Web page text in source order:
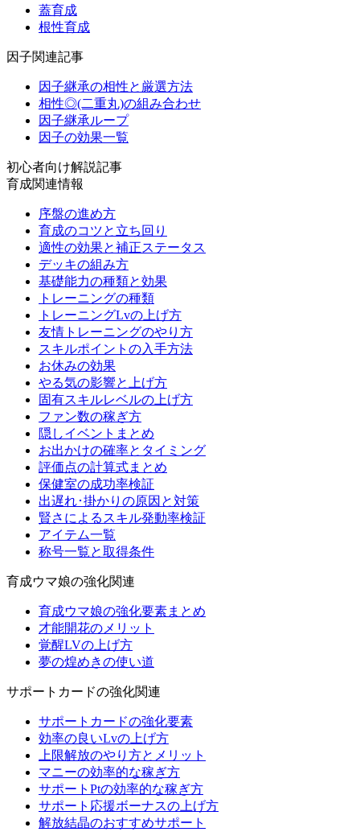
蓋育成
根性育成
因子関連記事
因子継承の相性と厳選方法
相性◎(二重丸)の組み合わせ
因子継承ループ
因子の効果一覧
初心者向け解説記事
育成関連情報
序盤の進め方
育成のコツと立ち回り
適性の効果と補正ステータス
デッキの組み方
基礎能力の種類と効果
トレーニングの種類
トレーニングLvの上げ方
友情トレーニングのやり方
スキルポイントの入手方法
お休みの効果
やる気の影響と上げ方
固有スキルレベルの上げ方
ファン数の稼ぎ方
隠しイベントまとめ
お出かけの確率とタイミング
評価点の計算式まとめ
保健室の成功率検証
出遅れ･掛かりの原因と対策
賢さによるスキル発動率検証
アイテム一覧
称号一覧と取得条件
育成ウマ娘の強化関連
育成ウマ娘の強化要素まとめ
才能開花のメリット
覚醒LVの上げ方
夢の煌めきの使い道
サポートカードの強化関連
サポートカードの強化要素
効率の良いLvの上げ方
上限解放のやり方とメリット
マニーの効率的な稼ぎ方
サポートPtの効率的な稼ぎ方
サポート応援ボーナスの上げ方
解放結晶のおすすめサポート